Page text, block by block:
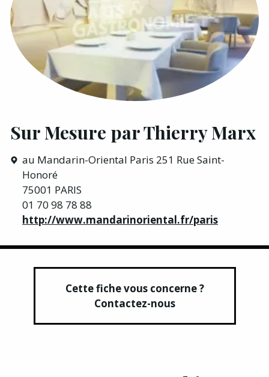
Sur Mesure par Thierry Marx
au Mandarin-Oriental Paris 251 Rue Saint-
Honoré
75001 PARIS
01 70 98 78 88
http://www.mandarinoriental.fr/paris
Cette fiche vous concerne ?
Contactez-nous